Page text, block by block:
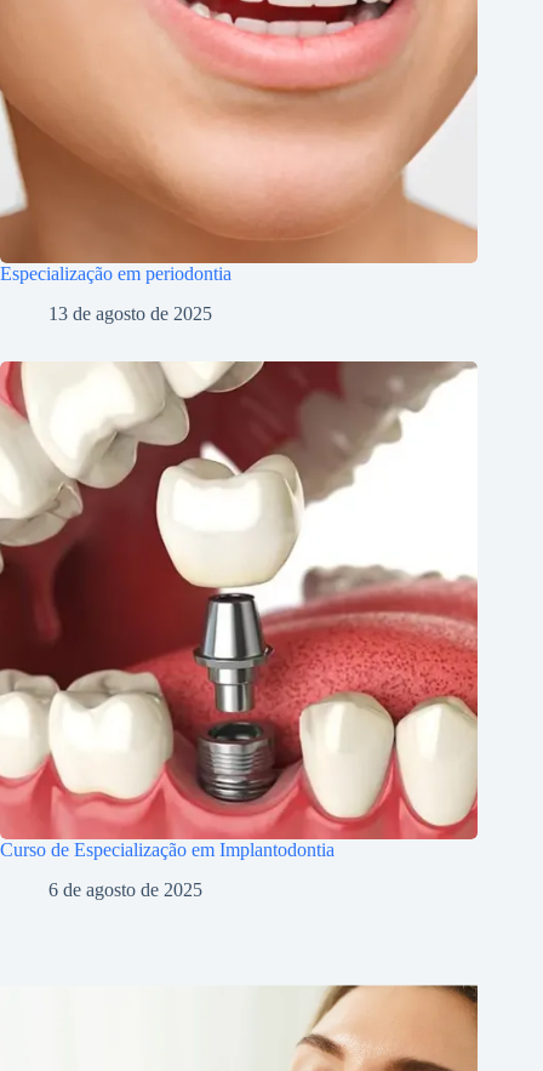
Especialização em periodontia
13 de agosto de 2025
Curso de Especialização em Implantodontia
6 de agosto de 2025